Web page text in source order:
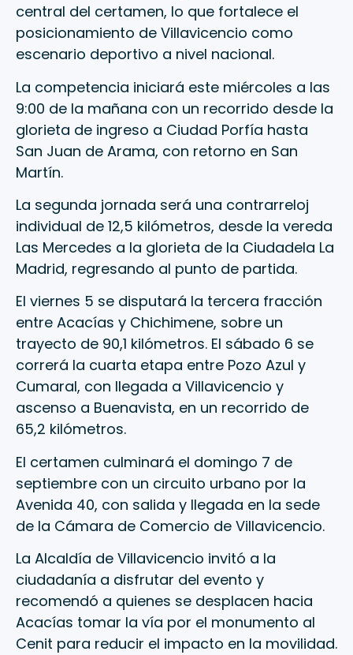
central del certamen, lo que fortalece el
posicionamiento de Villavicencio como
escenario deportivo a nivel nacional.
La competencia iniciará este miércoles a las
9:00 de la mañana con un recorrido desde la
glorieta de ingreso a Ciudad Porfía hasta
San Juan de Arama, con retorno en San
Martín.
La segunda jornada será una contrarreloj
individual de 12,5 kilómetros, desde la vereda
Las Mercedes a la glorieta de la Ciudadela La
Madrid, regresando al punto de partida.
El viernes 5 se disputará la tercera fracción
entre Acacías y Chichimene, sobre un
trayecto de 90,1 kilómetros. El sábado 6 se
correrá la cuarta etapa entre Pozo Azul y
Cumaral, con llegada a Villavicencio y
ascenso a Buenavista, en un recorrido de
65,2 kilómetros.
El certamen culminará el domingo 7 de
septiembre con un circuito urbano por la
Avenida 40, con salida y llegada en la sede
de la Cámara de Comercio de Villavicencio.
La Alcaldía de Villavicencio invitó a la
ciudadanía a disfrutar del evento y
recomendó a quienes se desplacen hacia
Acacías tomar la vía por el monumento al
Cenit para reducir el impacto en la movilidad.